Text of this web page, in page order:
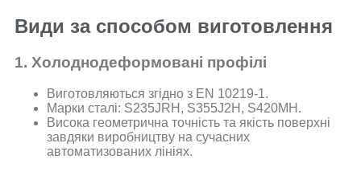
Види за способом виготовлення
1. Холоднодеформовані профілі
Виготовляються згідно з EN 10219-1.
Марки сталі: S235JRH, S355J2H, S420MH.
Висока геометрична точність та якість поверхні
завдяки виробництву на сучасних
автоматизованих лініях.